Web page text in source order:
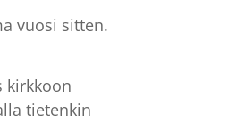
vuosi sitten.
kirkkoon
tietenkin